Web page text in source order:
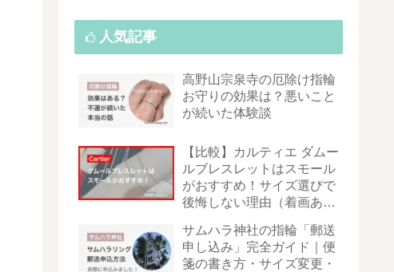
人気記事
高野山宗泉寺の厄除け指輪
お守りの効果は？悪いこと
が続いた体験談
【比較】カルティエ ダムー
ルブレスレットはスモール
がおすすめ！サイズ選びで
後悔しない理由（着画あ
サムハラ神社の指輪「郵送
申し込み」完全ガイド｜便
箋の書き方・サイズ変更・